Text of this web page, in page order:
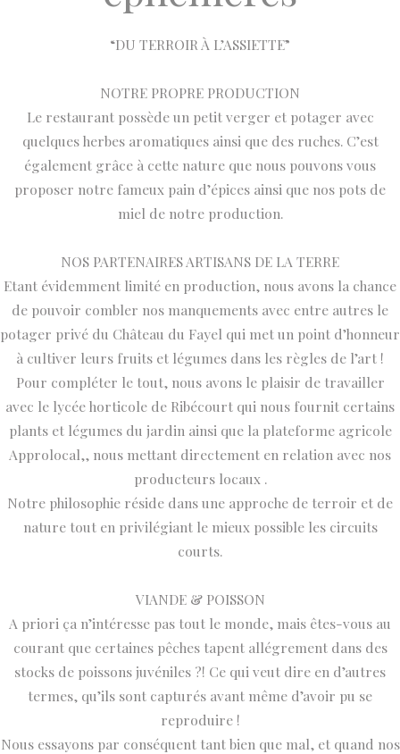
“DU TERROIR À L’ASSIETTE”
NOTRE PROPRE PRODUCTION
Le restaurant possède un petit verger et potager avec
quelques herbes aromatiques ainsi que des ruches. C’est
également grâce à cette nature que nous pouvons vous
proposer notre fameux pain d’épices ainsi que nos pots de
miel de notre production.
NOS PARTENAIRES ARTISANS DE LA TERRE
Etant évidemment limité en production, nous avons la chance
de pouvoir combler nos manquements avec entre autres le
potager privé du Château du Fayel qui met un point d’honneur
à cultiver leurs fruits et légumes dans les règles de l’art !
Pour compléter le tout, nous avons le plaisir de travailler
avec le lycée horticole de Ribécourt qui nous fournit certains
plants et légumes du jardin ainsi que la plateforme agricole
Approlocal,, nous mettant directement en relation avec nos
producteurs locaux .
Notre philosophie réside dans une approche de terroir et de
nature tout en privilégiant le mieux possible les circuits
courts.
VIANDE & POISSON
A priori ça n’intéresse pas tout le monde, mais êtes-vous au
courant que certaines pêches tapent allégrement dans des
stocks de poissons juvéniles ?! Ce qui veut dire en d’autres
termes, qu’ils sont capturés avant même d’avoir pu se
reproduire !
Nous essayons par conséquent tant bien que mal, et quand nos